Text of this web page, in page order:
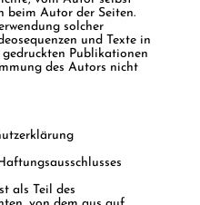
beim Autor der Seiten.
solcher
und Texte in
Publikationen
des Autors nicht
als Teil des